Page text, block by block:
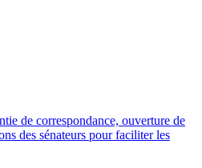
de correspondance, ouverture de
des sénateurs pour faciliter les